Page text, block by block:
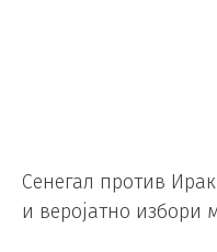
Сенегал против
и веројатно избори